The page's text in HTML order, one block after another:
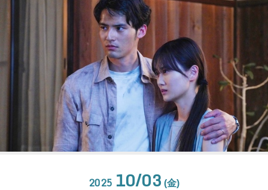
2025 10/03 (金)